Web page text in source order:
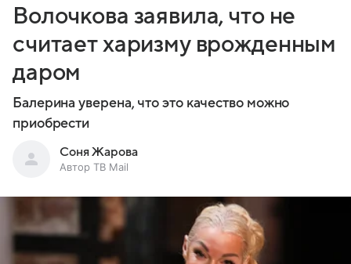
Волочкова заявила, что не
считает харизму врожденным
даром
Балерина уверена, что это качество можно
приобрести
Соня Жарова
Автор ТВ Mail